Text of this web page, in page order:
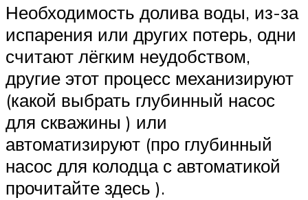
Необходимость долива воды, из-за
испарения или других потерь, одни
считают лёгким неудобством,
другие этот процесс механизируют
(какой выбрать глубинный насос
для скважины ) или
автоматизируют (про глубинный
насос для колодца с автоматикой
прочитайте здесь ).